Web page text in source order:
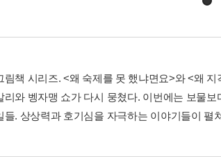
림책 시리즈. <왜 숙제를 못 했냐면요>와 <왜
리와 벵자맹 쇼가 다시 뭉쳤다. 이번에는 보물
들. 상상력과 호기심을 자극하는 이야기들이 펼